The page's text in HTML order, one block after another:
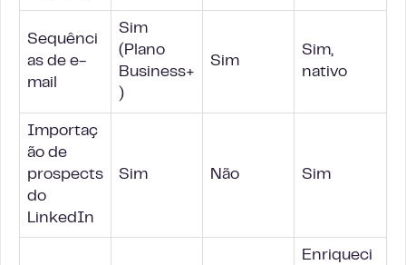
Sequênci
as de e-
mail
Sim
(Plano
Business+
)
Sim
Sim,
nativo
Importaç
ão de
prospects
do
LinkedIn
Sim Não Sim
Enriqueci